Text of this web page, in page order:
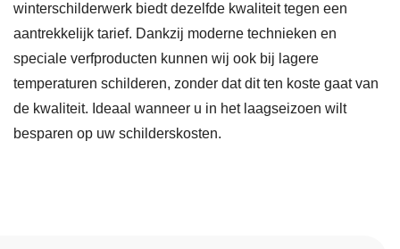
winterschilderwerk biedt dezelfde kwaliteit tegen een
aantrekkelijk tarief. Dankzij moderne technieken en
speciale verfproducten kunnen wij ook bij lagere
temperaturen schilderen, zonder dat dit ten koste gaat van
de kwaliteit. Ideaal wanneer u in het laagseizoen wilt
besparen op uw schilderskosten.